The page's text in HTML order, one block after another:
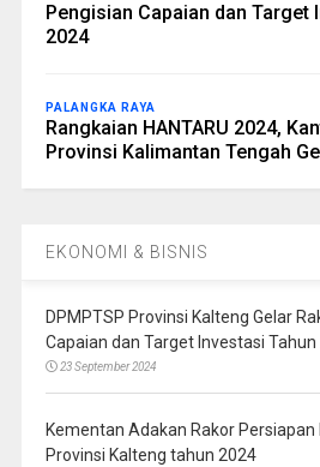
Pengisian Capaian dan Target
2024
PALANGKA RAYA
Rangkaian HANTARU 2024,
Provinsi Kalimantan Tengah
EKONOMI & BISNIS
DPMPTSP Provinsi Kalteng Gelar
Capaian dan Target Investasi
23 September 2024
Kementan Adakan Rakor
Provinsi Kalteng tahun 2024